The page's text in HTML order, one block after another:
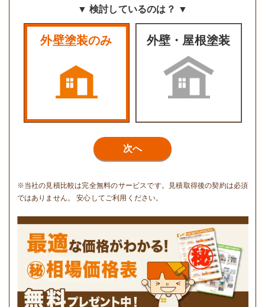
▼ 検討しているのは？ ▼
外壁塗装のみ 外壁・屋根塗装
次へ
※当社の見積比較は完全無料のサービスです。見積取得後の契約は必須
ではありません。 安心してご利用ください。